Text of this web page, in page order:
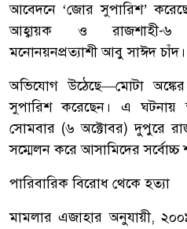
আবেদনে ‘জোর সুপারিশ’
আহ্বায়ক ও রাজশাহী-৬
মনোনয়নপ্রত্যাশী আবু সাঈদ চাঁদ।
অভিযোগ উঠেছে—মোটা
সুপারিশ করেছেন। এ ঘটনায়
সোমবার (৬ অক্টোবর) দুপুরে
সম্মেলন করে আসামিদের সর্বোচ্চ
পারিবারিক বিরোধ থেকে হত্যা
মামলার এজাহার অনুযায়ী,